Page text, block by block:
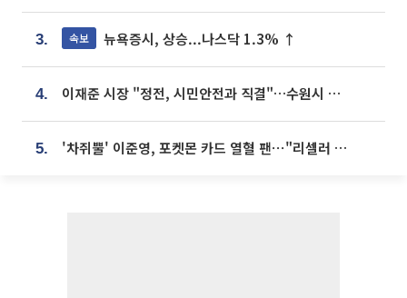
3. 속보 뉴욕증시, 상승...나스닥 1.3% ↑
4. 이재준 시장 "정전, 시민안전과 직결"…수원시 비상대응체계 가동
5. '차쥐뿔' 이준영, 포켓몬 카드 열혈 팬⋯"리셀러 처단할 것"